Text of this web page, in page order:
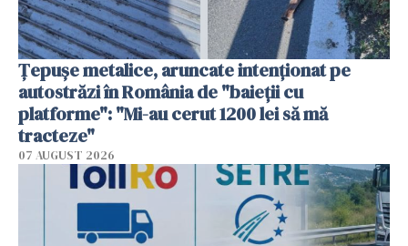
Țepușe metalice, aruncate intenționat pe
autostrăzi în România de "baieții cu
platforme": "Mi-au cerut 1200 lei să mă
tracteze"
07 AUGUST 2026